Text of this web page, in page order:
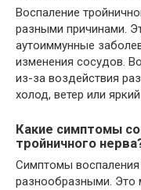
Воспаление
разными причинами.
аутоиммунные
изменения сосудов.
из-за воздействия
холод, ветер или
Какие симптомы
тройничного
Симптомы воспаления
разнообразными. Это